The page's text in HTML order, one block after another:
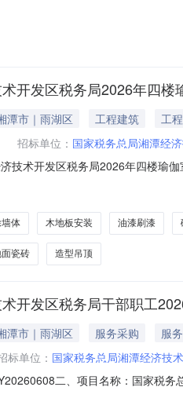
术开发区税务局2026年食堂食材
开发区税务局2026年四楼
潭市｜雨湖区 工程建筑
工程
招标单位： 国家税务总局湘潭经
技术开发区税务局2026年四楼瑜
潭市湘潭县易俗河镇凤凰路北侧
体 木地板安装 油漆刷漆
瓷砖 造型吊顶
开发区税务局干部职工
潭市｜雨湖区 服务采购
服务
标单位： 国家税务总局湘潭经济技
二、项目名称：国家税